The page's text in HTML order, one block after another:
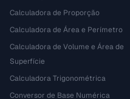
Calculadora de Proporção
Calculadora de Área e Perímetro
Calculadora de Volume e Área de
Superfície
Calculadora Trigonométrica
Conversor de Base Numérica